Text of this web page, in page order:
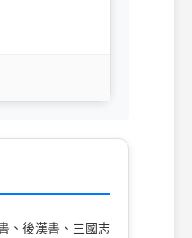
、後漢書、三國志